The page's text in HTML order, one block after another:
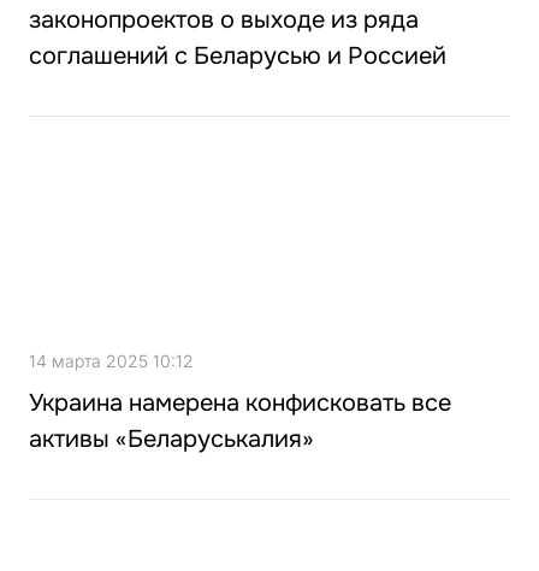
законопроектов о выходе из ряда
соглашений с Беларусью и Россией
14 марта 2025 10:12
Украина намерена конфисковать все
активы «Беларуськалия»